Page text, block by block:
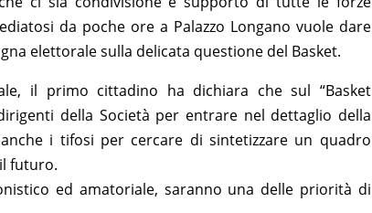
p
p
n
k
d m
da poche ore a Palazzo Longano vuole dare
elettorale sulla delicata questione del Basket.
il primo cittadino ha dichiara che sul “Basket
della Società per entrare nel dettaglio della
i tifosi per cercare di sintetizzare un quadro
futuro.
ed amatoriale, saranno una delle priorità di